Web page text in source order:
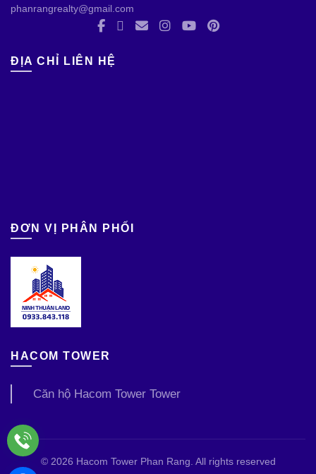
phanrangrealty@gmail.com
ĐỊA CHỈ LIÊN HỆ
ĐƠN VỊ PHÂN PHỐI
HACOM TOWER
Căn hộ Hacom Tower Tower
© 2026 Hacom Tower Phan Rang . All rights reserved